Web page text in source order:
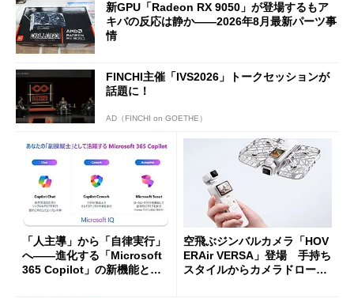
新GPU「Radeon RX 9050」が登場するもア
キバの反応は静か――2026年8月最新パーツ事
情
FINCHI主催「IVS2026」トークセッションが
話題に！
AD（FINCHI on GOETHE）
「人主導」から「自律実行」
へ――進化する「Microsoft
365 Copilot」の新機能とエ
空飛ぶジンバルカメラ「HOV
ERAir VERSA」登場 手持ち
スタイルからカメラドローン